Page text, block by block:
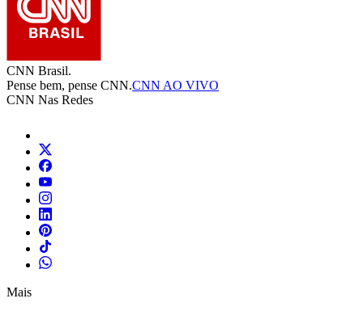
CNN Brasil.
Pense bem, pense CNN.CNN AO VIVO
CNN Nas Redes
Mais